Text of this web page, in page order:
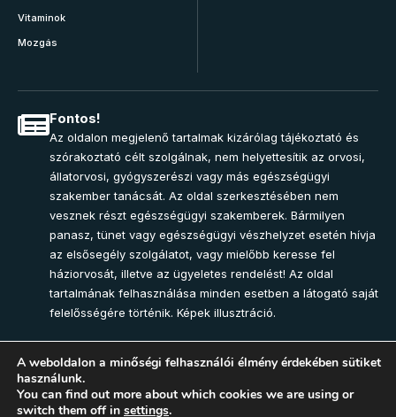
Vitaminok
Mozgás
Fontos!
Az oldalon megjelenő tartalmak kizárólag tájékoztató és
szórakoztató célt szolgálnak, nem helyettesítik az orvosi,
állatorvosi, gyógyszerészi vagy más egészségügyi
szakember tanácsát. Az oldal szerkesztésében nem
vesznek részt egészségügyi szakemberek. Bármilyen
panasz, tünet vagy egészségügyi vészhelyzet esetén hívja
az elsősegély szolgálatot, vagy mielőbb keresse fel
háziorvosát, illetve az ügyeletes rendelést! Az oldal
tartalmának felhasználása minden esetben a látogató saját
felelősségére történik. Képek illusztráció.
Join Community
A weboldalon a minőségi felhasználói élmény érdekében sütiket
használunk.
You can find out more about which cookies we are using or
switch them off in settings.